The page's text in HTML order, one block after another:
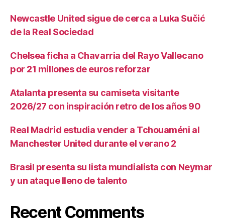
Newcastle United sigue de cerca a Luka Sučić
de la Real Sociedad
Chelsea ficha a Chavarria del Rayo Vallecano
por 21 millones de euros reforzar
Atalanta presenta su camiseta visitante
2026/27 con inspiración retro de los años 90
Real Madrid estudia vender a Tchouaméni al
Manchester United durante el verano 2
Brasil presenta su lista mundialista con Neymar
y un ataque lleno de talento
Recent Comments